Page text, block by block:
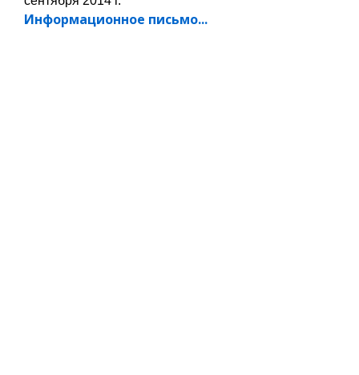
Информационное письмо...